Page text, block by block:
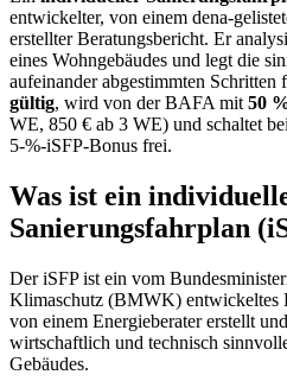
entwickelter, von einem dena-
erstellter Beratungsbericht. Er
eines Wohngebäudes und legt die
aufeinander abgestimmten Schritten
gültig, wird von der BAFA mit 50
WE, 850 € ab 3 WE) und schaltet
5-%-iSFP-Bonus frei.
Was ist ein
Sanierungsfahrplan
Der iSFP ist ein vom
Klimaschutz (BMWK) entwickeltes
von einem Energieberater erstellt
wirtschaftlich und technisch
Gebäudes.